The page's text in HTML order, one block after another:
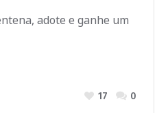
adote e ganhe um
17 0